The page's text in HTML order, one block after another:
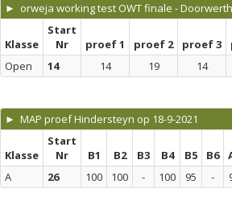
► orweja working test OWT finale - Doorwerth
Klasse
Start
Nr
proef 1 proef 2 proef 3
Open
14 14 19 14
► MAP proef Hindersteyn op 18-9-2021
Klasse
Start
Nr
B1 B2 B3 B4 B5 B6
A
26 100 100 - 100 95 -